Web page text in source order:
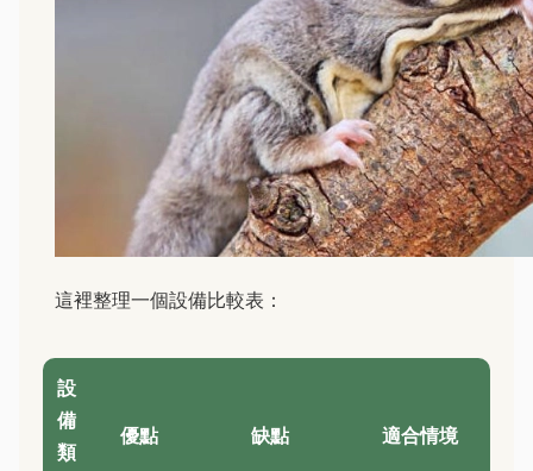
這裡整理一個設備比較表：
設
備
類
優點 缺點 適合情境